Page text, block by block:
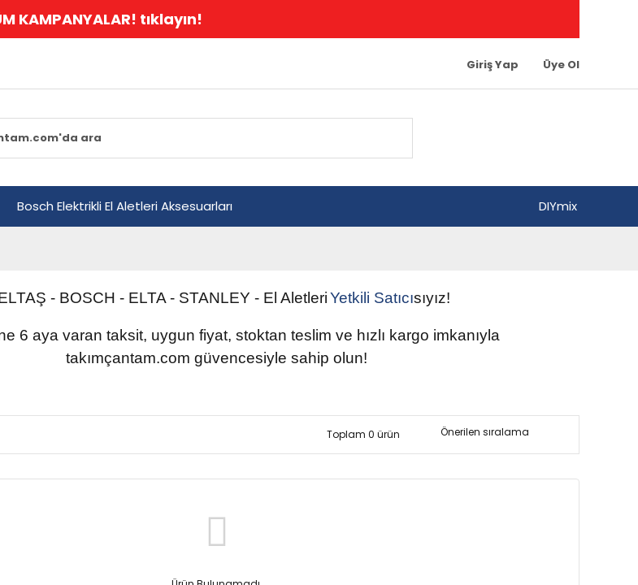
KAMPANYALAR! tıklayın!
Giriş Yap Üye Ol
Bosch Elektrikli El Aletleri Aksesuarları DIYmix
- BOSCH - ELTA - STANLEY - El AletleriYetkili Satıcısıyız!
6 aya varan taksit, uygun fiyat, stoktan teslim ve hızlı kargo imkanıyla
takımçantam.com güvencesiyle sahip olun!
Toplam 0 ürün